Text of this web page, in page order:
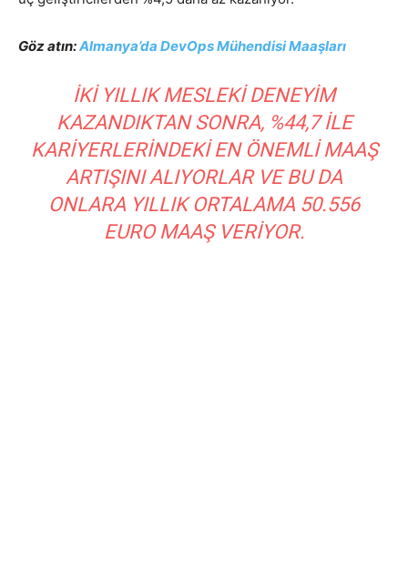
Göz atın:Almanya’da DevOps Mühendisi Maaşları
İKI YILLIK MESLEKI DENEYIM
KAZANDIKTAN SONRA, %44,7 ILE
KARIYERLERINDEKI EN ÖNEMLI MAAŞ
ARTIŞINI ALIYORLAR VE BU DA
ONLARA YILLIK ORTALAMA 50.556
EURO MAAŞ VERIYOR.